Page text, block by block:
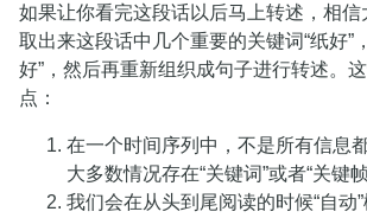
如果让你看完这段话以后马上转述，相信
取出来这段话中几个重要的关键词“纸好”
好”，然后再重新组织成句子进行转述。
点：
在一个时间序列中，不是所有信息
大多数情况存在“关键词”或者“关键
我们会在从头到尾阅读的时候“自动